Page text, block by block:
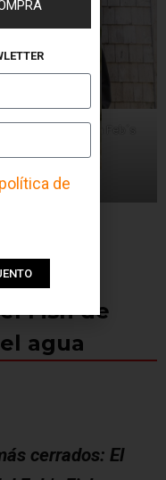
February con la Feb´s
Fish de
agua
cerrados: El
política de